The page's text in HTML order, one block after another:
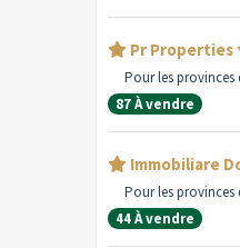
Pr Properties
Pour les provinces
87 À vendre
Immobiliare
Pour les provinces
44 À vendre